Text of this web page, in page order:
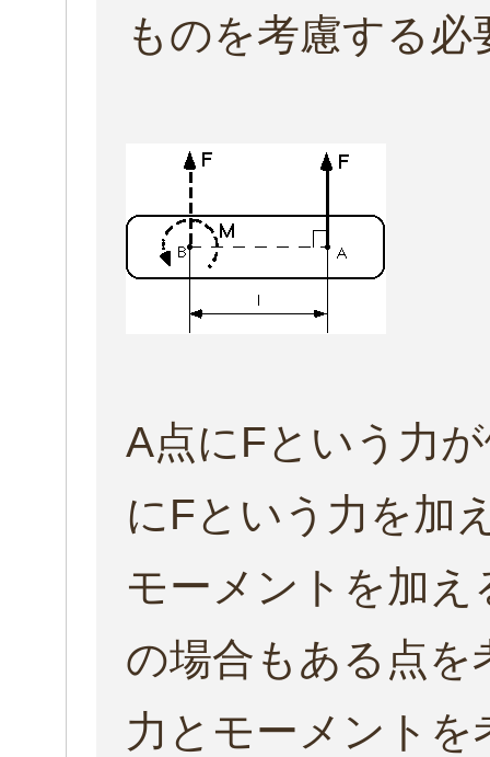
ものを考慮する
A点にFという力
にFという力を加
モーメントを加
の場合もある点を
力とモーメント